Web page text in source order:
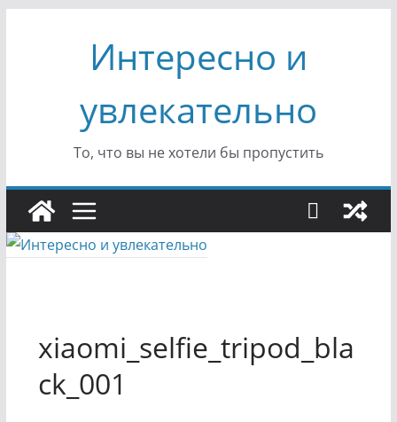
содержимомуИнтересно и
увлекательно
То, что вы не хотели бы пропустить
xiaomi_selfie_tripod_bla
ck_001